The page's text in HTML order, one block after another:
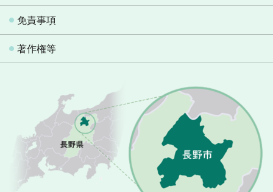
免責事項
著作権等